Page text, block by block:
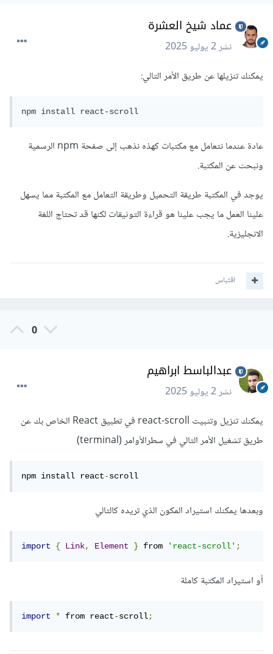
عماد شيخ العشرة
نشر2 يوليو 2025
يمكنك تنزيلها عن طريق الأمر التالي:
npm install react-scroll
عادة عندما نتعامل مع مكتبات كهذه نذهب إلى صفحة npm الرسمية
ونبحث عن المكتبة.
يوجد في المكتبة طريقة التحميل وطريقة التعامل مع المكتبة مما يسهل
علينا العمل ما يجب علينا هو قراءة التوثيقات لكنها قد تحتاج اللغة
الانجليزية.
اقتباس
0
عبدالباسط ابراهيم
نشر2 يوليو 2025
يمكنك تنزيل وتثبيت react-scroll في تطبيق React الخاص بك عن
طريق تشغيل الأمر التالي في سطرالأوامر (terminal)
npm install react-scroll
وبعدها يمكنك استيراد المكون الذي تريده كالتالي
import { Link, Element } from 'react-scroll';
أو استيراد المكتبة كاملة
import * from react-scroll;